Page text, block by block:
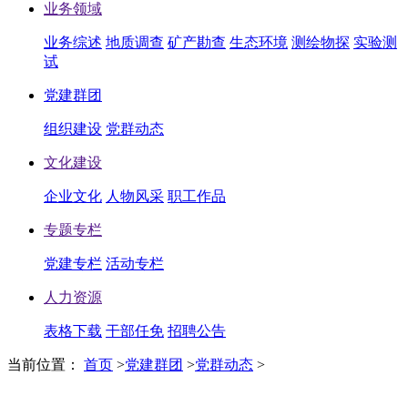
业务领域
业务综述 地质调查 矿产勘查 生态环境 测绘物探 实验测
试
党建群团
组织建设 党群动态
文化建设
企业文化 人物风采 职工作品
专题专栏
党建专栏 活动专栏
人力资源
表格下载 干部任免 招聘公告
当前位置： 首页 >党建群团 >党群动态 >